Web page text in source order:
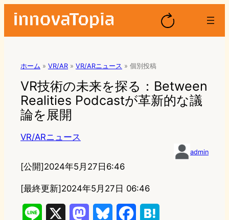
ホーム » VR/AR » VR/ARニュース » 個別投稿
VR技術の未来を探る：Between
Realities Podcastが革新的な議
論を展開
VR/ARニュース
admin
[公開]2024年5月27日6:46
[最終更新]2024年5月27日 06:46